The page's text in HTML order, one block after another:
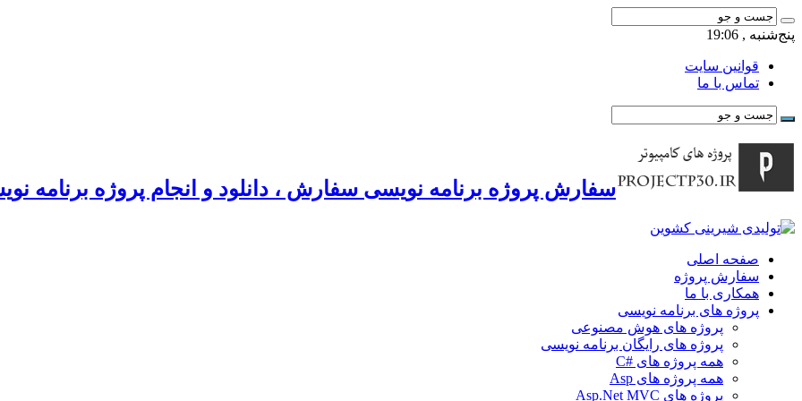
پنج‌شنبه , 19:06
قوانین سایت
تماس با ما
سفارش پروژه برنامه نویسی سفارش ، دانلود و انجام پروژه برنامه
صفحه اصلی
سفارش پروژه
همکاری با ما
پروژه های برنامه نویسی
پروژه های هوش مصنوعی
پروژه های رایگان برنامه نویسی
همه پروژه های #C
همه پروژه های Asp
پروژه های Asp.Net MVC